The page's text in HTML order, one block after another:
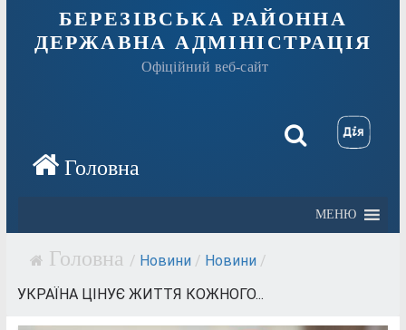
БЕРЕЗІВСЬКА РАЙОННА
ДЕРЖАВНА АДМІНІСТРАЦІЯ
Офіційний веб-сайт
МЕНЮ
/ Новини / Новини /
УКРАЇНА ЦІНУЄ ЖИТТЯ КОЖНОГО...